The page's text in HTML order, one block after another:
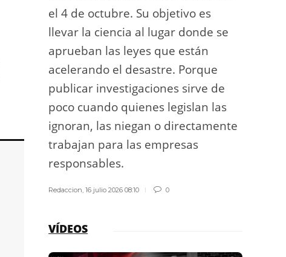
el 4 de octubre. Su objetivo es
llevar la ciencia al lugar donde se
aprueban las leyes que están
acelerando el desastre. Porque
publicar investigaciones sirve de
poco cuando quienes legislan las
ignoran, las niegan o directamente
trabajan para las empresas
responsables.
Redaccion ,16 julio 2026 08:10 0
VÍDEOS